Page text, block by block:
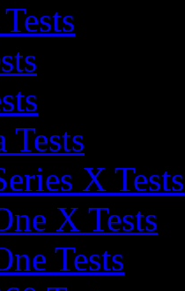
Tests
X Tests
X Tests
Tests